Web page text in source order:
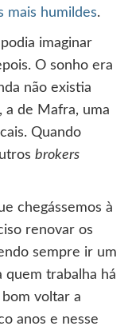
mais humildes.
imaginar
O sonho era
não existia
a de Mafra, uma
Quando
brokers
chegássemos à
renovar os
sempre ir um
quem trabalha há
voltar a
anos e nesse